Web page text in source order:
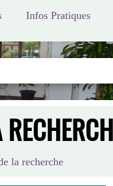
Infos Pratiques
la recherche